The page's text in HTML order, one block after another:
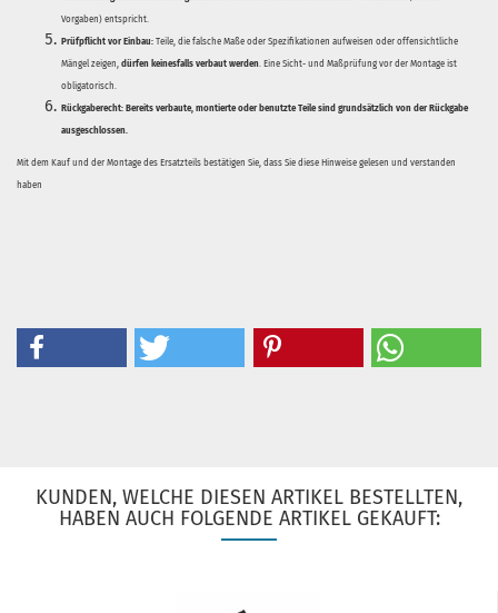
Vorgaben) entspricht.
Prüfpflicht vor Einbau: Teile, die falsche Maße oder Spezifikationen aufweisen oder offensichtliche
Mängel zeigen, dürfen keinesfalls verbaut werden. Eine Sicht- und Maßprüfung vor der Montage ist
obligatorisch.
Rückgaberecht: Bereits verbaute, montierte oder benutzte Teile sind grundsätzlich von der Rückgabe
ausgeschlossen.
Mit dem Kauf und der Montage des Ersatzteils bestätigen Sie, dass Sie diese Hinweise gelesen und verstanden
haben
KUNDEN, WELCHE DIESEN ARTIKEL BESTELLTEN,
HABEN AUCH FOLGENDE ARTIKEL GEKAUFT: